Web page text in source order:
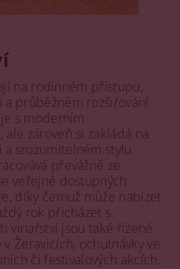
na rodinném přístupu,
a průběžném rozšiřování
s moderním
zároveň si zakládá na
srozumitelném stylu
převážně ze
veřejně dostupných
díky čemuž může nabízet
rok přicházet s
vinařství jsou také řízené
Žeravicích, ochutnávky ve
či festivalových akcích.